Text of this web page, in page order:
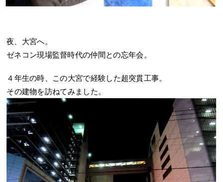
夜、大宮へ。
ゼネコン現場監督時代の仲間との忘年会。
４年生の時、この大宮で経験した超突貫工事。
その建物を訪ねてみました。